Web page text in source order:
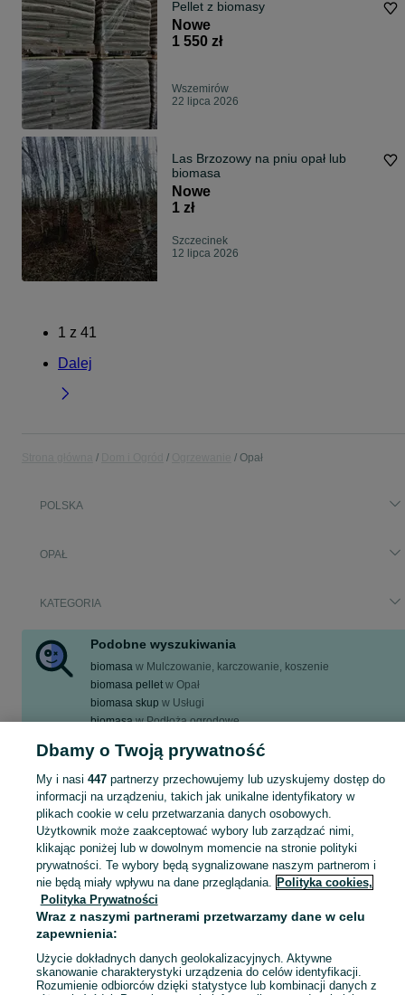
Pellet z biomasy
Nowe
1 550 zł
Wszemirów
22 lipca 2026
Las Brzozowy na pniu opał lub
biomasa
Nowe
1 zł
Szczecinek
12 lipca 2026
1 z 41
Dalej
Opał
POLSKA
OPAŁ
KATEGORIA
Podobne wyszukiwania
biomasa w Mulczowanie, karczowanie, koszenie
biomasa pellet w Opał
biomasa skup w Usługi
biomasa w Podłoża ogrodowe
Aktualne ogłoszenia w całej Polsce: biomasa ▶️ sprawdź oferty w kategorii Opał i kupuj taniej na OLX.pl!
Mapa kategorii
Mapa miejscowości
Mapa ministron
Popularne wyszukiwania
Dbamy o Twoją prywatność
My i nasi 447partnerzy przechowujemy lub uzyskujemy dostęp do
informacji na urządzeniu, takich jak unikalne identyfikatory w
plikach cookie w celu przetwarzania danych osobowych.
Użytkownik może zaakceptować wybory lub zarządzać nimi,
klikając poniżej lub w dowolnym momencie na stronie polityki
prywatności. Te wybory będą sygnalizowane naszym partnerom i
nie będą miały wpływu na dane przeglądania. Polityka cookies,
Polityka Prywatności
Wraz z naszymi partnerami przetwarzamy dane w celu
zapewnienia:
Użycie dokładnych danych geolokalizacyjnych. Aktywne
skanowanie charakterystyki urządzenia do celów identyfikacji.
Rozumienie odbiorców dzięki statystyce lub kombinacji danych z